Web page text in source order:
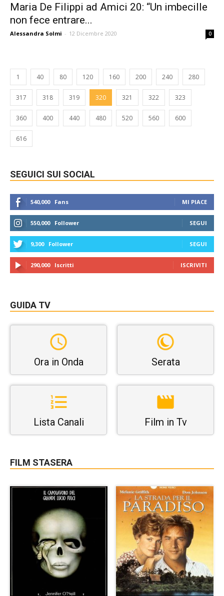
Maria De Filippi ad Amici 20: “Un imbecille
non fece entrare...
Alessandra Solmi - 12 Dicembre 2020 0
1 40 80 120 160 200 240 280
317 318 319 320 321 322 323
360 400 440 480 520 560 600
616
SEGUICI SUI SOCIAL
540,000 Fans MI PIACE
550,000 Follower SEGUI
9,300 Follower SEGUI
290,000 Iscritti ISCRIVITI
GUIDA TV
Ora in Onda Serata
Lista Canali Film in Tv
FILM STASERA